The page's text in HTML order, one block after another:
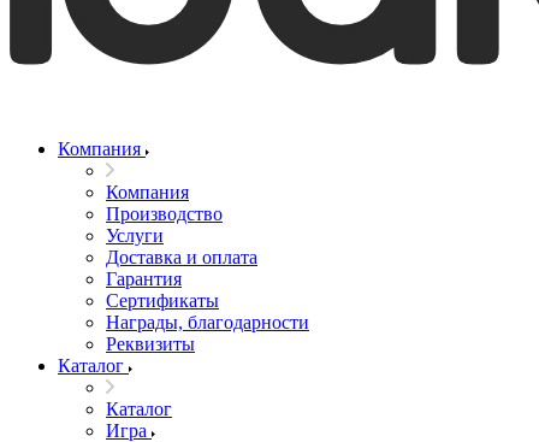
Компания
Компания
Производство
Услуги
Доставка и оплата
Гарантия
Сертификаты
Награды, благодарности
Реквизиты
Каталог
Каталог
Игра